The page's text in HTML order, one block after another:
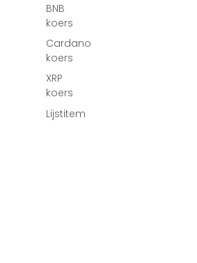
BNB
koers
Cardano
koers
XRP
koers
Lijstitem